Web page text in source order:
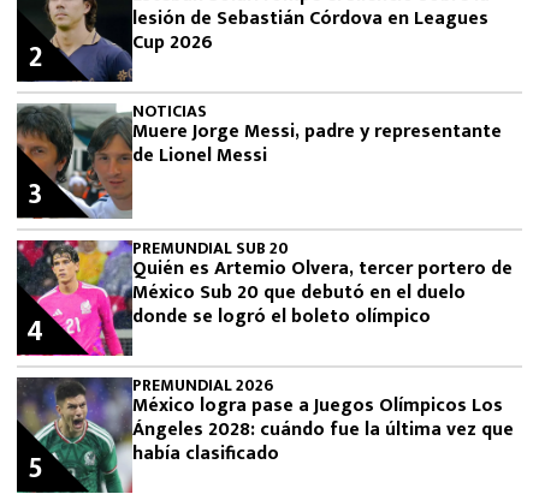
lesión de Sebastián Córdova en Leagues
Cup 2026
2
NOTICIAS
Muere Jorge Messi, padre y representante
de Lionel Messi
3
PREMUNDIAL SUB 20
Quién es Artemio Olvera, tercer portero de
México Sub 20 que debutó en el duelo
donde se logró el boleto olímpico
4
PREMUNDIAL 2026
México logra pase a Juegos Olímpicos Los
Ángeles 2028: cuándo fue la última vez que
había clasificado
5